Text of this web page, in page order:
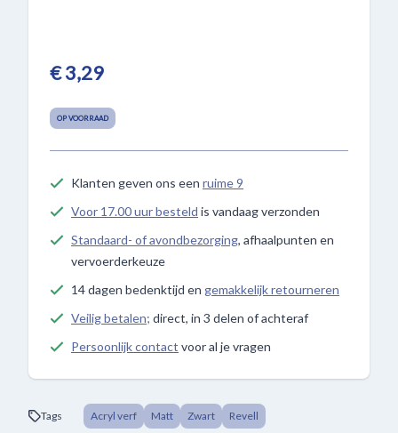
€ 3,29
OP VOORRAAD
Klanten geven ons een ruime 9
Voor 17.00 uur besteld is vandaag verzonden
Standaard- of avondbezorging, afhaalpunten en
vervoerderkeuze
14 dagen bedenktijd en gemakkelijk retourneren
Veilig betalen; direct, in 3 delen of achteraf
Persoonlijk contact voor al je vragen
Tags Acryl verf Matt Zwart Revell